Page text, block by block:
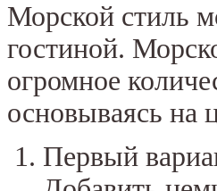
Морской стиль
гостиной.
огромное
основываясь на
Первый